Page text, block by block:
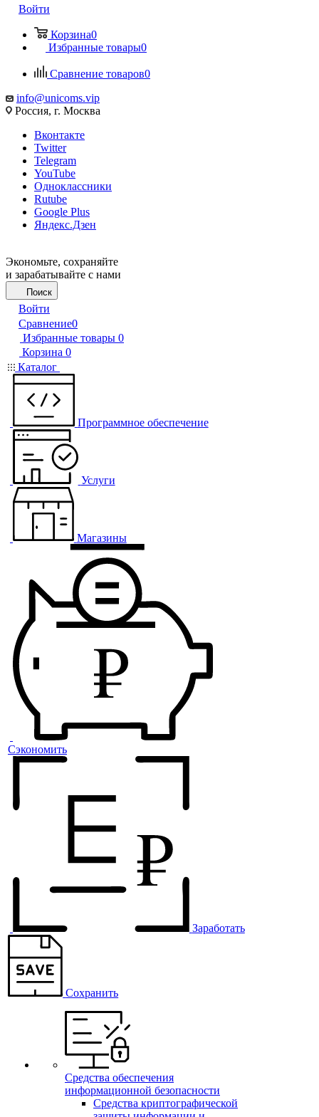
Войти
Корзина0
Избранные товары0
Сравнение товаров0
info@unicoms.vip
Россия, г. Москва
Вконтакте
Twitter
Telegram
YouTube
Одноклассники
Rutube
Google Plus
Яндекс.Дзен
Экономьте, сохраняйте
и зарабатывайте с нами
Поиск
Войти
Сравнение0
Избранные товары 0
Корзина 0
Каталог
Программное обеспечение
Услуги
Магазины
Сэкономить
Заработать
Сохранить
Средства обеспечения
информационной безопасности
Средства криптографической